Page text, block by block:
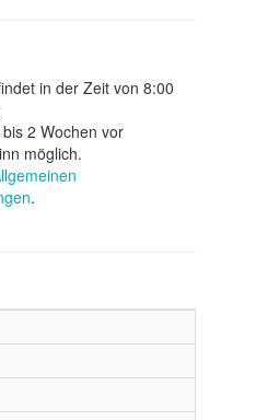
in der Zeit von 8:00
2 Wochen vor
möglich.
.